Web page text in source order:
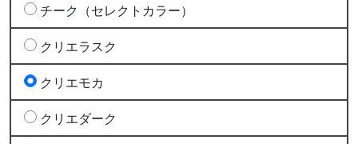
チーク（セレクトカラー）
クリエラスク
クリエモカ
クリエダーク